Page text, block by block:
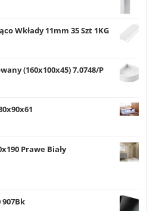
Wkłady 11mm 35 Szt 1KG
(160x100x45) 7.0748/P
Prawe Biały